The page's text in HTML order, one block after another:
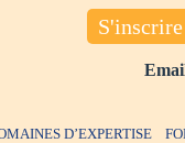
D’EXPERTISE